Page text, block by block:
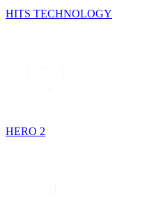
HITS TECHNOLOGY
HERO 2